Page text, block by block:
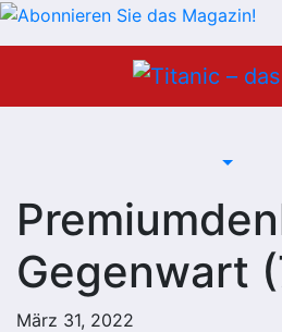
Gegenwart
März 31, 2022